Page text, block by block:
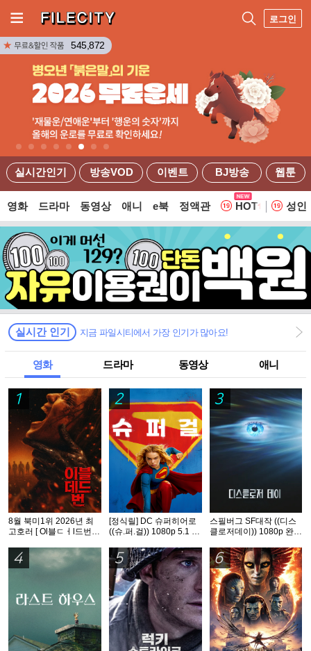
로그인
실시간인기 방송VOD 이벤트 BJ방송 웹툰
545,872
영화 드라마 동영상 애니 e북 정액관 HOT 웹
성인
실시간 인기 지금 파일시티에서 가장 인기가 많아요!
영화 드라마 동영상 애니
1
8월 북미1위 2026년 최
고호러 [ Ol블ㄷㅓl드번 ]
2
[정식릴] DC 슈퍼히어로
((슈.퍼.걸)) 1080p 5.1 공
3
스필버그 SF대작 ((디스
클로저데이)) 1080p 완벽
4 5 6